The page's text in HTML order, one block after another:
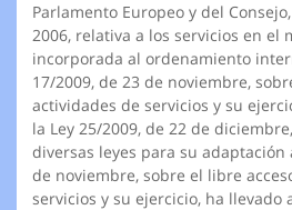
Parlamento Europeo y del
2006, relativa a los servicios en el
incorporada al ordenamiento
17/2009, de 23 de noviembre,
actividades de servicios y su
la Ley 25/2009, de 22 de
diversas leyes para su adaptación
de noviembre, sobre el libre
servicios y su ejercicio, ha llevado